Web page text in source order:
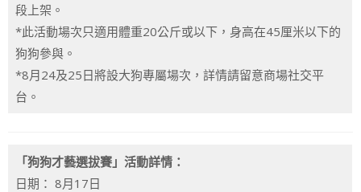
段上架。
*此活動場次只適用體重20公斤或以下，身高在45厘米以下的
狗狗參與。
*8月24及25日將設大狗專屬場次，詳情請留意商場社交平
台。
「狗狗才藝選拔賽」活動詳情：
日期： 8月17日